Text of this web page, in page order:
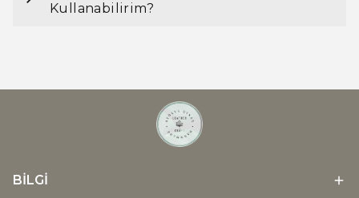
Kullanabilirim?
BİLGİ